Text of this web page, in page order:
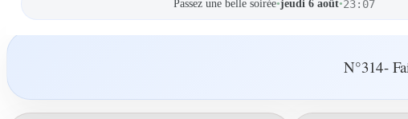
Passez une belle soirée•jeudi 6 août•23:07
N°314-